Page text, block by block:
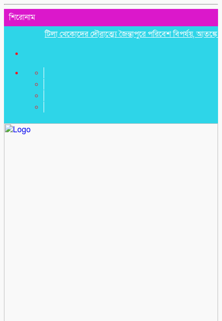
শিরোনাম
টিলা খেকোদের দৌরাত্ম্যে জৈন্তাপুরে পরিবেশ বিপর্যয়, আতঙ্কে প্রবাসী